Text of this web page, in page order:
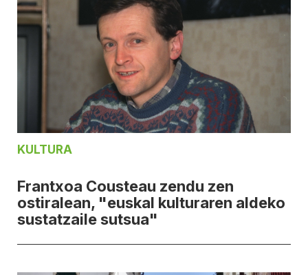
KULTURA
Frantxoa Cousteau zendu zen
ostiralean, "euskal kulturaren aldeko
sustatzaile sutsua"